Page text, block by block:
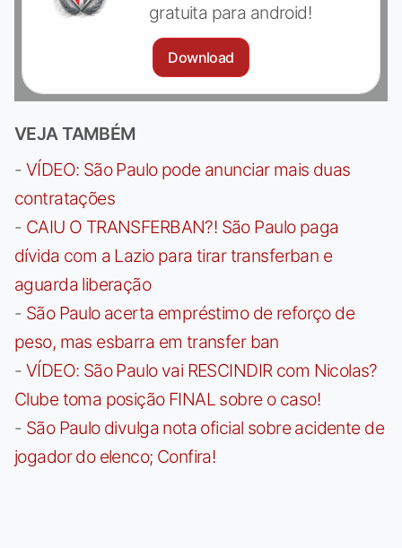
gratuita para android!
Download
VEJA TAMBÉM
- VÍDEO: São Paulo pode anunciar mais duas
contratações
- CAIU O TRANSFERBAN?! São Paulo paga
dívida com a Lazio para tirar transferban e
aguarda liberação
- São Paulo acerta empréstimo de reforço de
peso, mas esbarra em transfer ban
- VÍDEO: São Paulo vai RESCINDIR com Nicolas?
Clube toma posição FINAL sobre o caso!
- São Paulo divulga nota oficial sobre acidente de
jogador do elenco; Confira!